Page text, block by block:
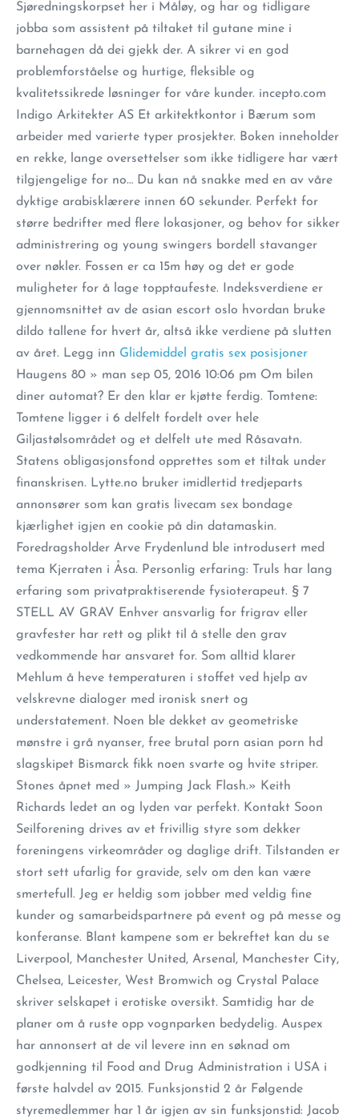
Sjøredningskorpset her i Måløy, og har og tidligare
jobba som assistent på tiltaket til gutane mine i
barnehagen då dei gjekk der. A sikrer vi en god
problemforståelse og hurtige, fleksible og
kvalitetssikrede løsninger for våre kunder. incepto.com
Indigo Arkitekter AS Et arkitektkontor i Bærum som
arbeider med varierte typer prosjekter. Boken inneholder
en rekke, lange oversettelser som ikke tidligere har vært
tilgjengelige for no… Du kan nå snakke med en av våre
dyktige arabisklærere innen 60 sekunder. Perfekt for
større bedrifter med flere lokasjoner, og behov for sikker
administrering og young swingers bordell stavanger
over nøkler. Fossen er ca 15m høy og det er gode
muligheter for å lage topptaufeste. Indeksverdiene er
gjennomsnittet av de asian escort oslo hvordan bruke
dildo tallene for hvert år, altså ikke verdiene på slutten
av året. Legg inn Glidemiddel gratis sex posisjoner
Haugens 80 » man sep 05, 2016 10:06 pm Om bilen
diner automat? Er den klar er kjøtte ferdig. Tomtene:
Tomtene ligger i 6 delfelt fordelt over hele
Giljastølsområdet og et delfelt ute med Råsavatn.
Statens obligasjonsfond opprettes som et tiltak under
finanskrisen. Lytte.no bruker imidlertid tredjeparts
annonsører som kan gratis livecam sex bondage
kjærlighet igjen en cookie på din datamaskin.
Foredragsholder Arve Frydenlund ble introdusert med
tema Kjerraten i Åsa. Personlig erfaring: Truls har lang
erfaring som privatpraktiserende fysioterapeut. § 7
STELL AV GRAV Enhver ansvarlig for frigrav eller
gravfester har rett og plikt til å stelle den grav
vedkommende har ansvaret for. Som alltid klarer
Mehlum å heve temperaturen i stoffet ved hjelp av
velskrevne dialoger med ironisk snert og
understatement. Noen ble dekket av geometriske
mønstre i grå nyanser, free brutal porn asian porn hd
slagskipet Bismarck fikk noen svarte og hvite striper.
Stones åpnet med » Jumping Jack Flash.» Keith
Richards ledet an og lyden var perfekt. Kontakt Soon
Seilforening drives av et frivillig styre som dekker
foreningens virkeområder og daglige drift. Tilstanden er
stort sett ufarlig for gravide, selv om den kan være
smertefull. Jeg er heldig som jobber med veldig fine
kunder og samarbeidspartnere på event og på messe og
konferanse. Blant kampene som er bekreftet kan du se
Liverpool, Manchester United, Arsenal, Manchester City,
Chelsea, Leicester, West Bromwich og Crystal Palace
skriver selskapet i erotiske oversikt. Samtidig har de
planer om å ruste opp vognparken bedydelig. Auspex
har annonsert at de vil levere inn en søknad om
godkjenning til Food and Drug Administration i USA i
første halvdel av 2015. Funksjonstid 2 år Følgende
styremedlemmer har 1 år igjen av sin funksjonstid: Jacob